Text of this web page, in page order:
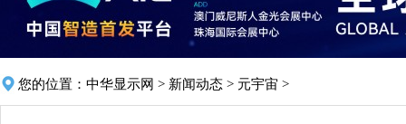
您的位置： 中华显示网 > 新闻动态 > 元宇宙 >